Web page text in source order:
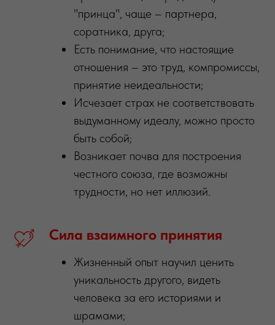
"принца", чаще – партнера,
соратника, друга;
Есть понимание, что настоящие
отношения – это труд, компромиссы,
принятие неидеальности;
Исчезает страх не соответствовать
выдуманному идеалу, можно просто
быть собой;
Возникает почва для построения
честного союза, где возможны
трудности, но нет иллюзий.
Сила взаимного принятия
Жизненный опыт научил ценить
уникальность другого, видеть
человека за его историями и
шрамами;